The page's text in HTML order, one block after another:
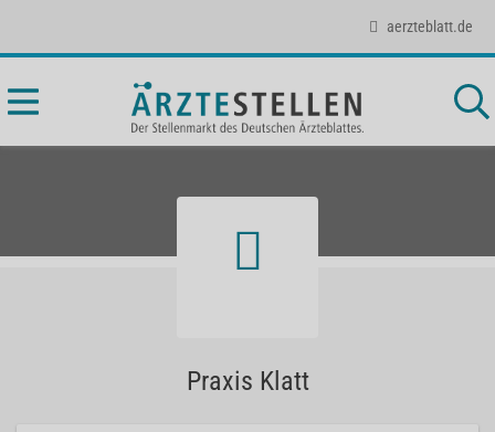
aerzteblatt.de
Praxis Klatt